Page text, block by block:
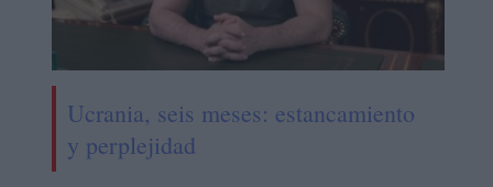
Ucrania, seis meses: estancamiento
y perplejidad